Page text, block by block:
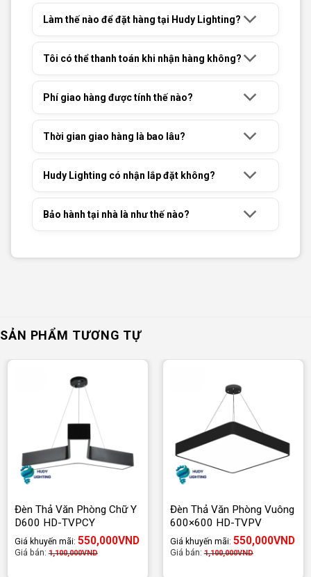
Làm thế nào để đặt hàng tại Hudy Lighting?
Tôi có thể thanh toán khi nhận hàng không?
Phí giao hàng được tính thế nào?
Thời gian giao hàng là bao lâu?
Hudy Lighting có nhận lắp đặt không?
Bảo hành tại nhà là như thế nào?
SẢN PHẨM TƯƠNG TỰ
Đèn Thả Văn Phòng Chữ Y
D600 HD-TVPCY
Giá khuyến mãi: 550,000VND
Giá bán:1,100,000VND
Đèn Thả Văn Phòng Vuông
600×600 HD-TVPV
Giá khuyến mãi: 550,000VND
Giá bán:1,100,000VND